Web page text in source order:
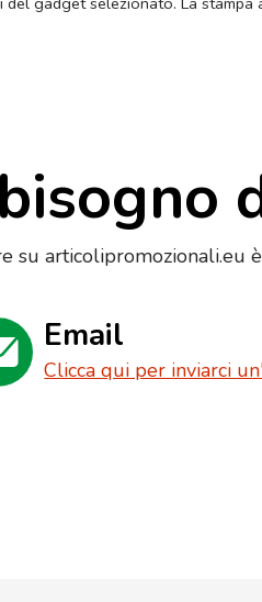
su articolipromozionali.eu
Email
Clicca qui per inviarci